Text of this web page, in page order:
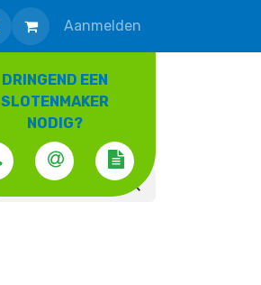
Aanmelden
DRINGEND EEN
SLOTENMAKER
NODIG?